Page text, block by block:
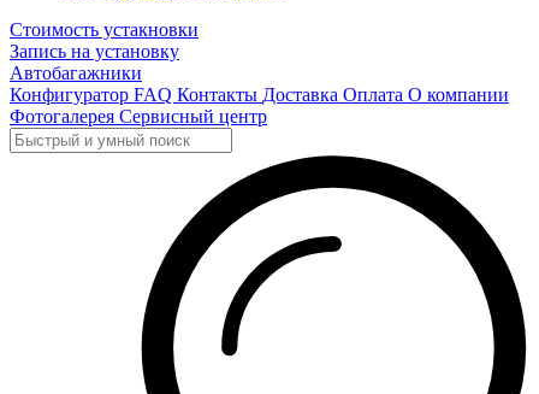
Стоимость устакновки
Запись на установку
Автобагажники
Конфигуратор FAQ Контакты Доставка Оплата О компании
Фотогалерея Сервисный центр